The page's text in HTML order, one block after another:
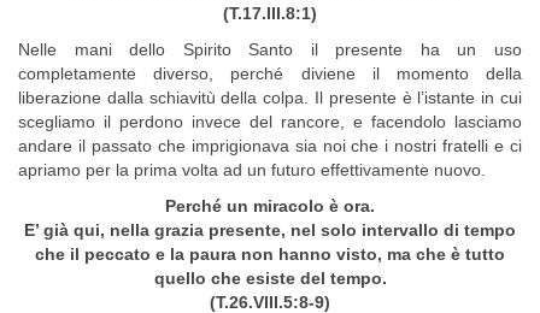
(T.17.III.8:1)
Nelle mani dello Spirito Santo il presente ha un uso
completamente diverso, perché diviene il momento della
liberazione dalla schiavitù della colpa. Il presente è l’istante in cui
scegliamo il perdono invece del rancore, e facendolo lasciamo
andare il passato che imprigionava sia noi che i nostri fratelli e ci
apriamo per la prima volta ad un futuro effettivamente nuovo.
Perché un miracolo è ora.
E’ già qui, nella grazia presente, nel solo intervallo di tempo
che il peccato e la paura non hanno visto, ma che è tutto
quello che esiste del tempo.
(T.26.VIII.5:8-9)